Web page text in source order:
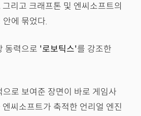
리고 크래프톤 및 엔씨소프트의
에 묶었다.
동력으로 '로보틱스'를 강조한
로 보여준 장면이 바로 게임사
씨소프트가 축적한 언리얼 엔진